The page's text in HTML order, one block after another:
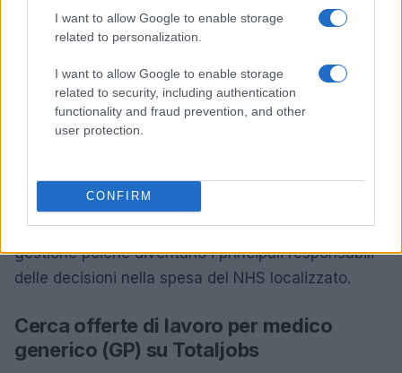
I want to allow Google to enable storage
related to personalization.
I want to allow Google to enable storage
related to security, including authentication
functionality and fraud prevention, and other
user protection.
CONFIRM
giorni i medici di base hanno bisogno di senso degli
affari oltre che di esperienza medica, motivo per
cui la maggior parte ora lavora in proprio , lavora
con gruppi di altri partner di medici di base nelle
pratiche o commissiona servizi per i loro pazienti
attraverso il trust di assistenza primaria locale .
In base all’ultima serie di riforme del NHS, i medici
di base avranno ancora più potere e influenza,
quindi avranno bisogno di maggiori capacità di
gestione poiché diventano i principali responsabili
delle decisioni nella spesa del NHS localizzato.
Cerca offerte di lavoro per medico
generico (GP) su Totaljobs